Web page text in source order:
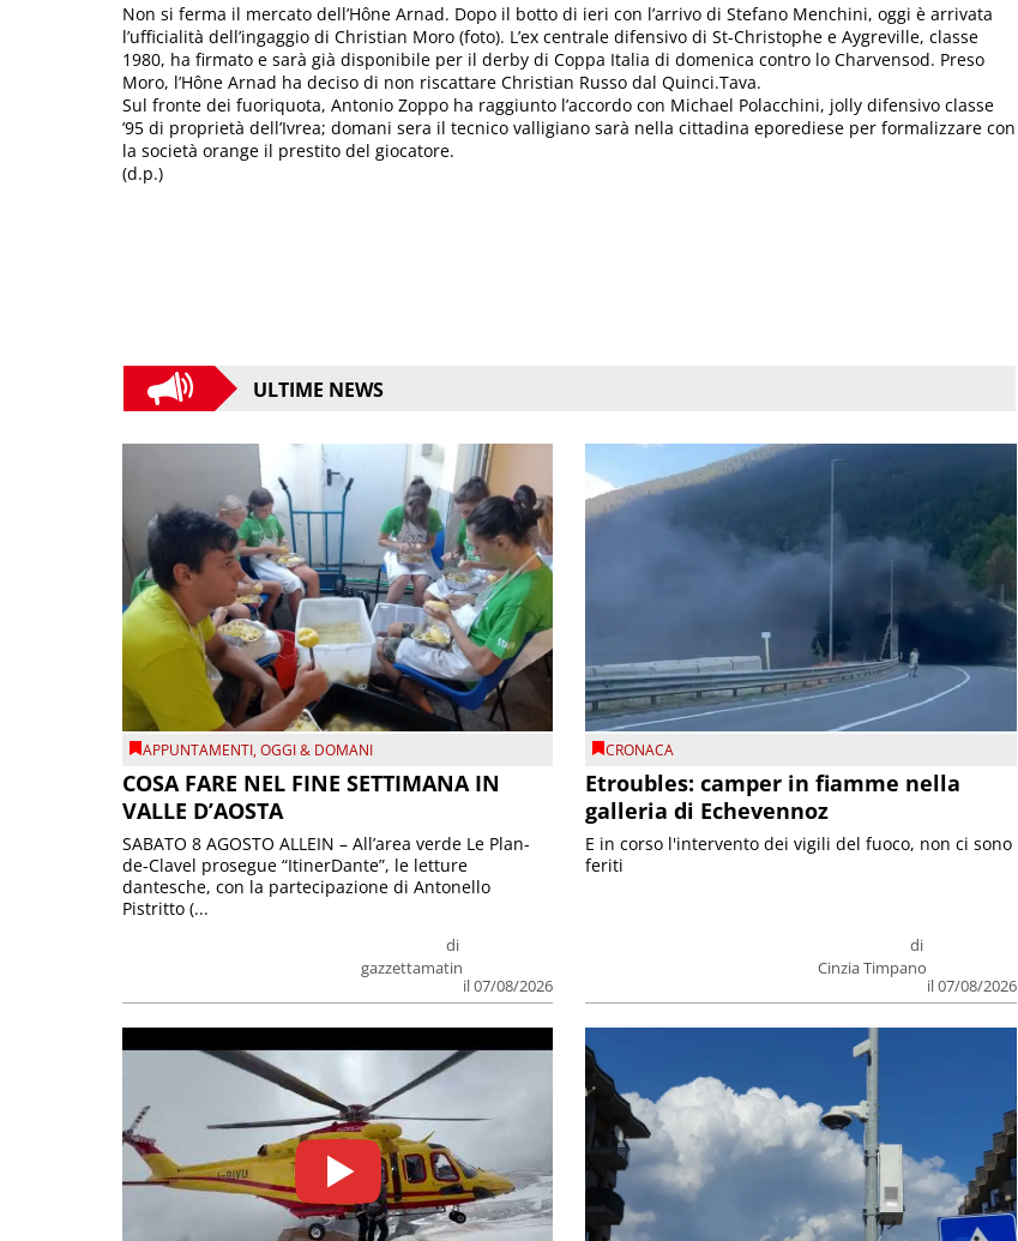
Non si ferma il mercato dell’Hône Arnad. Dopo il botto di ieri con l’arrivo di Stefano Menchini, oggi è arrivata
l’ufficialità dell’ingaggio di Christian Moro (foto). L’ex centrale difensivo di St-Christophe e Aygreville, classe
1980, ha firmato e sarà già disponibile per il derby di Coppa Italia di domenica contro lo Charvensod. Preso
Moro, l’Hône Arnad ha deciso di non riscattare Christian Russo dal Quinci.Tava.
Sul fronte dei fuoriquota, Antonio Zoppo ha raggiunto l’accordo con Michael Polacchini, jolly difensivo classe
’95 di proprietà dell’Ivrea; domani sera il tecnico valligiano sarà nella cittadina eporediese per formalizzare con
la società orange il prestito del giocatore.
(d.p.)
ULTIME NEWS
APPUNTAMENTI,OGGI & DOMANI
COSA FARE NEL FINE SETTIMANA IN
VALLE D’AOSTA
di
gazzettamatin
il 07/08/2026
SABATO 8 AGOSTO ALLEIN – All’area verde Le Plan-
de-Clavel prosegue “ItinerDante”, le letture
dantesche, con la partecipazione di Antonello
Pistritto (...
CRONACA
Etroubles: camper in fiamme nella
galleria di Echevennoz
di
Cinzia Timpano
il 07/08/2026
E in corso l'intervento dei vigili del fuoco, non ci sono
feriti